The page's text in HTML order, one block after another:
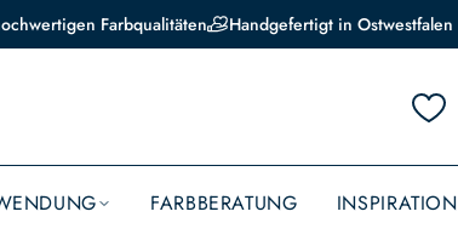
Farbqualitäten Handgefertigt in Ostwestfalen
FARBBERATUNG INSPIRATION